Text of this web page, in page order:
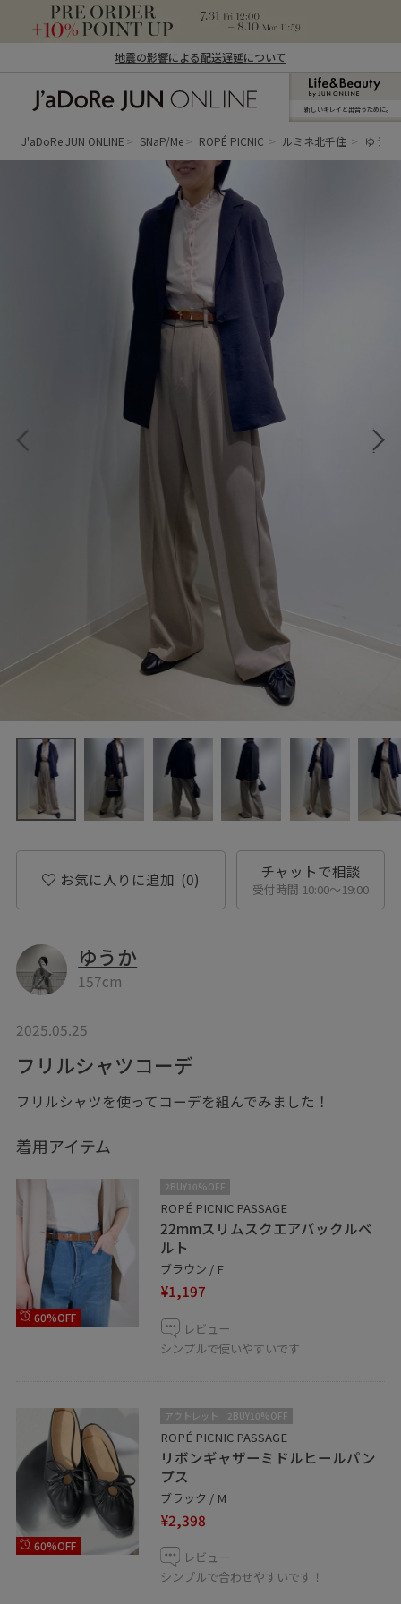
地震の影響による配送遅延について
ン オンライン）
新しいキレイと出合うために。
J'aDoRe JUN ONLINE SNaP/Me ROPÉ PICNIC ルミネ北千住 ゆうか
お気に入りに追加 (0) チャットで相談
受付時間 10:00〜19:00
ゆうか
157cm
2025.05.25
フリルシャツコーデ
フリルシャツを使ってコーデを組んでみました！
着用アイテム
60%OFF
2BUY10%OFF
ROPÉ PICNIC PASSAGE
22mmスリムスクエアバックルベ
ルト
ブラウン / F
¥1,197
レビュー
シンプルで使いやすいです
60%OFF
アウトレット 2BUY10%OFF
ROPÉ PICNIC PASSAGE
リボンギャザーミドルヒールパン
プス
ブラック / M
¥2,398
レビュー
シンプルで合わせやすいです！